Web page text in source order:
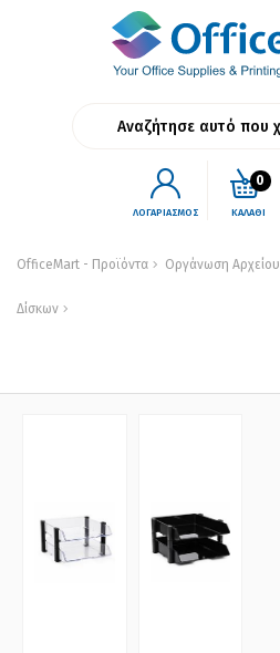
ΛΟΓΑΡΙΑΣΜΟΣ ΚΑΛΑΘΙ
0
OfficeMart - Προϊόντα Οργάνωση Αρχείου
Δίσκων